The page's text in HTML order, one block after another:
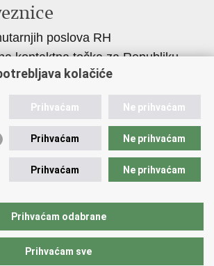
poslova RH
kontaktna točka za Republiku
a
kolačiće
Prihvaćam Ne prihvaćam
Prihvaćam Ne prihvaćam
Prihvaćam Ne prihvaćam
Prihvaćam odabrane
Prihvaćam sve